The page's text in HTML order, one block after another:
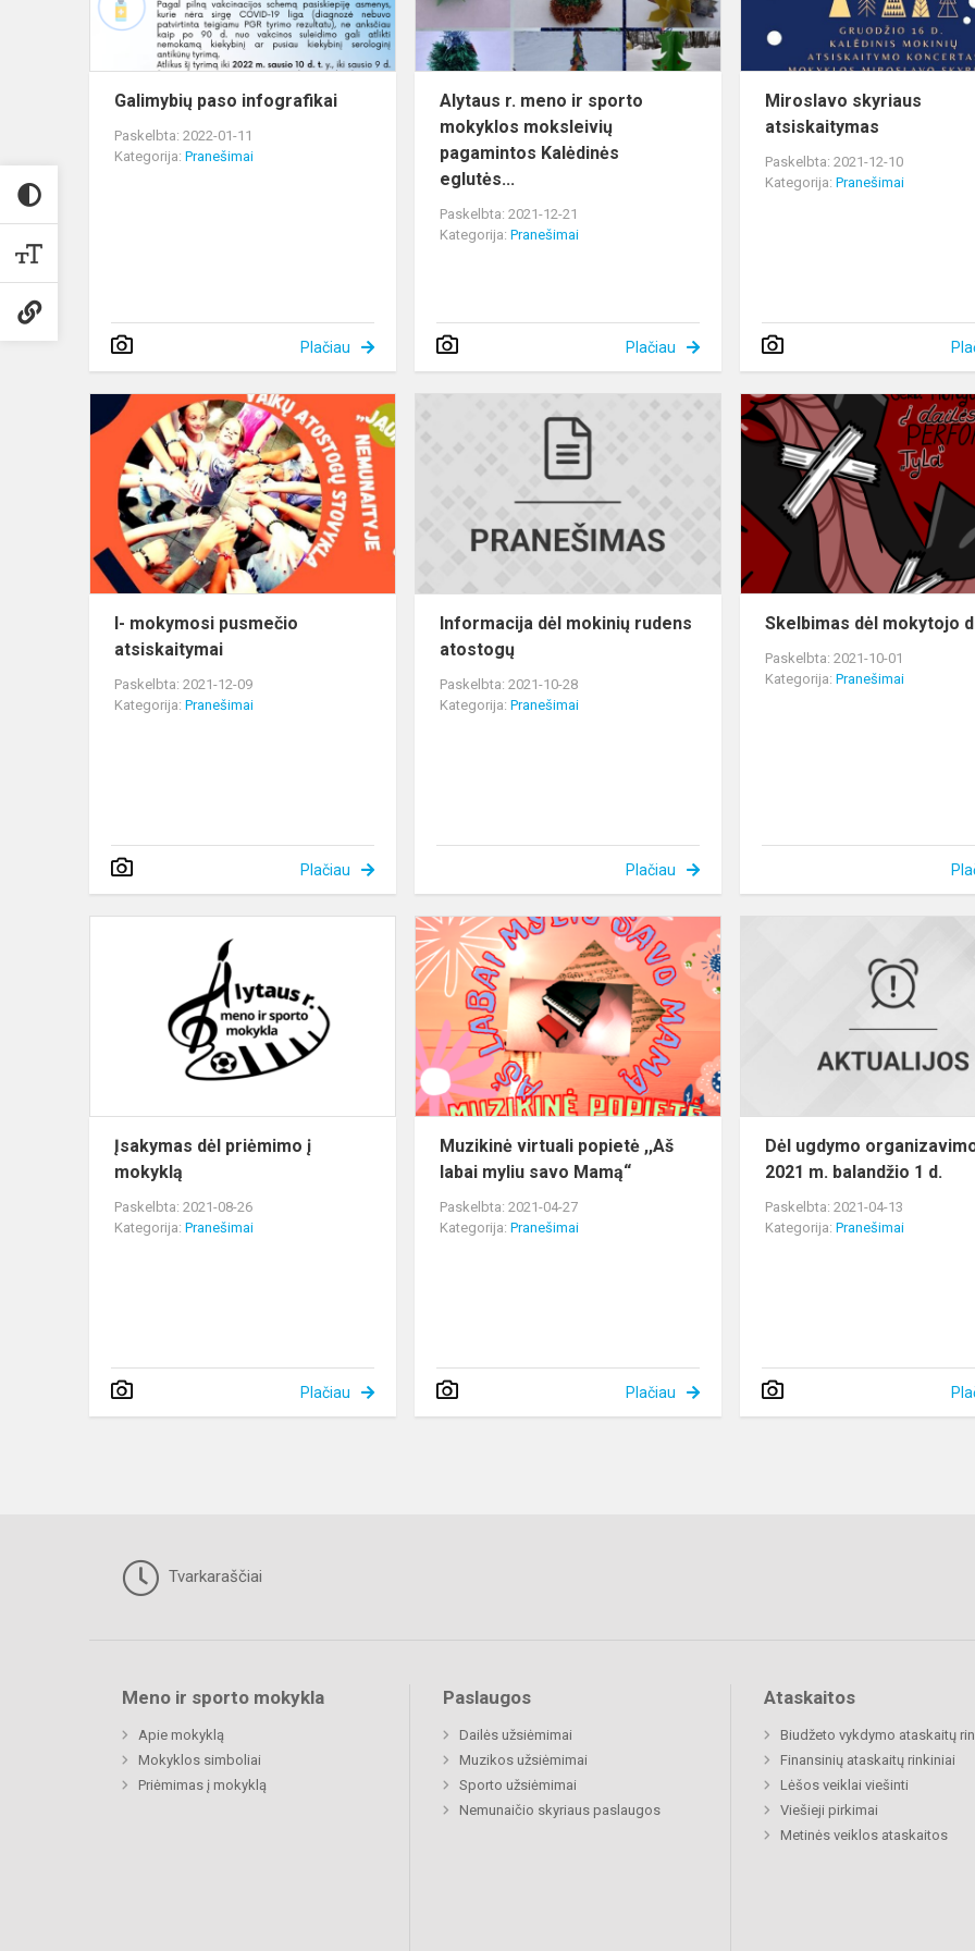
Galimybių paso infografikai
Paskelbta: 2022-01-11
Kategorija: Pranešimai
Plačiau
moksleivių
pagamintos
Alytaus r. meno ir sporto
mokyklos moksleivių
pagamintos Kalėdinės
eglutės...
Paskelbta: 2021-12-21
Kategorija:Pranešimai
Plačiau
Miroslavo skyriaus
atsiskaitymas
Paskelbta: 2021-12-10
Kategorija:Pranešimai
I-
mokymosi
I- mokymosi pusmečio
atsiskaitymai
Paskelbta: 2021-12-09
Kategorija: Pranešimai
Plačiau
Informacija
dėl
atostogų
Informacija dėl mokinių rudens
atostogų
Paskelbta: 2021-10-28
Kategorija:Pranešimai
Plačiau
Skelbimas dėl mokytojo
Paskelbta: 2021-10-01
Kategorija:Pranešimai
Įsakymas
dėl
priėmimo
mokyklą
Įsakymas dėl priėmimo į
mokyklą
Paskelbta: 2021-08-26
Kategorija: Pranešimai
Plačiau
Muzikinė
virtuali
popietė
,,Aš
labai
myliu
savo
Mamą“
Muzikinė virtuali popietė ,,Aš
labai myliu savo Mamą“
Paskelbta: 2021-04-27
Kategorija:Pranešimai
Plačiau
Dėl ugdymo
2021 m. balandžio 1 d.
Paskelbta: 2021-04-13
Kategorija:Pranešimai
Tvarkaraščiai
Meno ir sporto mokykla
Apie mokyklą
Mokyklos simboliai
Priėmimas į mokyklą
Paslaugos
Dailės užsiėmimai
Muzikos užsiėmimai
Sporto užsiėmimai
Nemunaičio skyriaus paslaugos
Ataskaitos
Biudžeto vykdymo ataskaitų
Finansinių ataskaitų rinkiniai
Lėšos veiklai viešinti
Viešieji pirkimai
Metinės veiklos ataskaitos